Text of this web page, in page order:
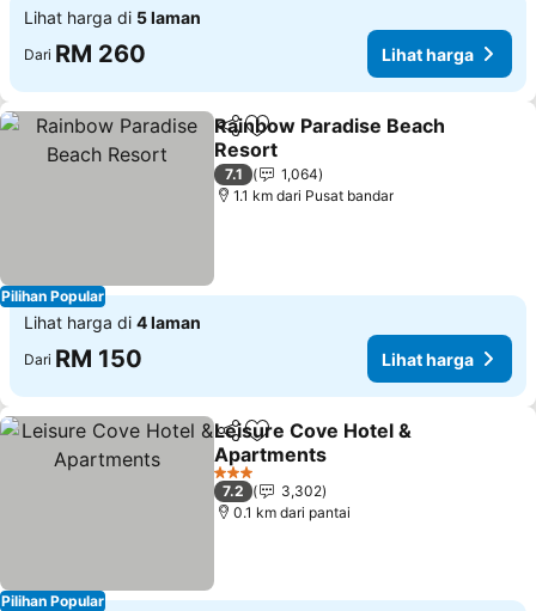
Lihat harga di 5 laman
Dari RM 260 Lihat harga
Pilihan Popular
KongsiTambah ke favorit
Rainbow Paradise Beach
Resort
Lihat harga
7.1
1,064
1.1 km dari Pusat bandar
Lihat harga di 4 laman
Dari RM 150 Lihat harga
Pilihan Popular
KongsiTambah ke favorit
Leisure Cove Hotel &
Apartments
Lihat harga
3 Bintang
7.2
3,302
0.1 km dari pantai